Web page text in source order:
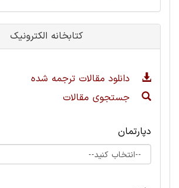
کتابخانه الکترونیک
دانلود مقالات ترجمه شده
جستجوی مقالات
دپارتمان